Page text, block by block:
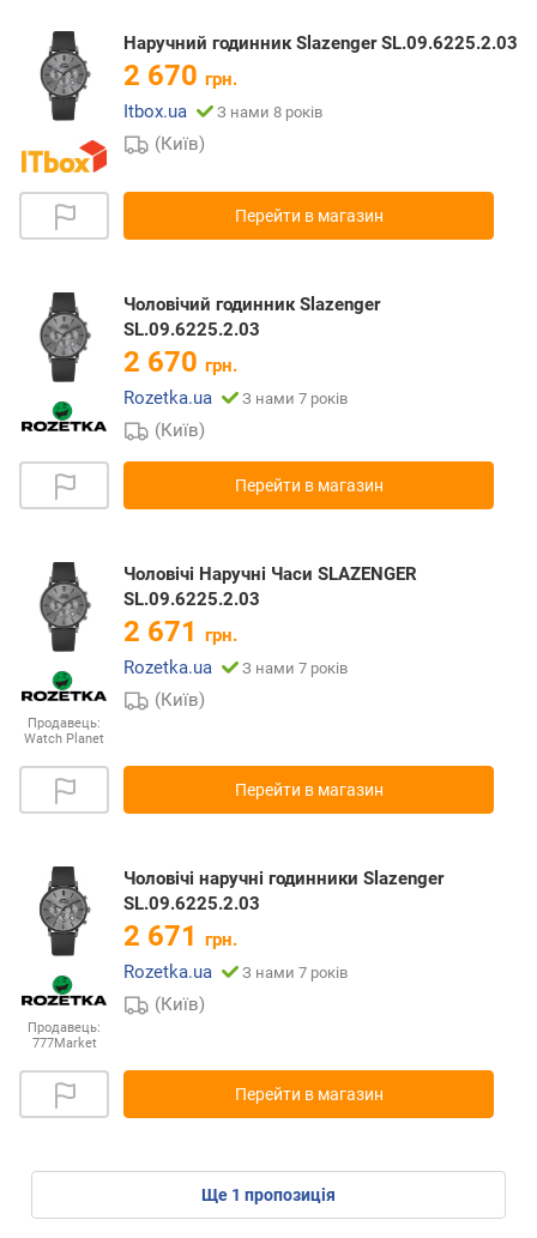
Наручний годинник Slazenger SL.09.6225.2.03
2 670 грн.
Itbox.ua
З нами 8 років
(Київ)
Перейти в магазин
Чоловічий годинник Slazenger
SL.09.6225.2.03
2 670 грн.
Rozetka.ua
З нами 7 років
(Київ)
Перейти в магазин
Продавець:
Watch Planet
Чоловічі Наручні Часи SLAZENGER
SL.09.6225.2.03
2 671 грн.
Rozetka.ua
З нами 7 років
(Київ)
Перейти в магазин
Продавець:
777Market
Чоловічі наручні годинники Slazenger
SL.09.6225.2.03
2 671 грн.
Rozetka.ua
З нами 7 років
(Київ)
Перейти в магазин
ще 1 пропозиція